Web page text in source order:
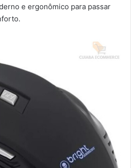
e ergonômico para passar